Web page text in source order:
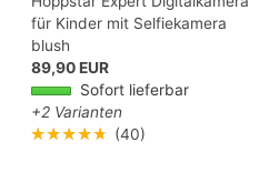
für Kinder mit Selfiekamera
blush
89,90 EUR
Sofort lieferbar
+2 Varianten
★★★★★ (40)